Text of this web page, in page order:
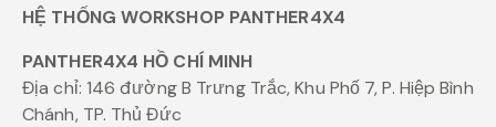
HỆ THỐNG WORKSHOP PANTHER4X4
PANTHER4X4 HỒ CHÍ MINH
Địa chỉ: 146 đường B Trưng Trắc, Khu Phố 7, P. Hiệp Bình
Chánh, TP. Thủ Đức